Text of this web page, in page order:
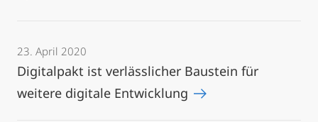
23. April 2020
Digitalpakt ist verlässlicher Baustein für
weitere digitale Entwicklung